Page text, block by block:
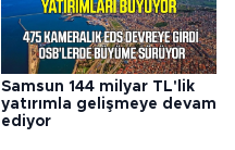
Samsun 144 milyar TL'lik
yatırımla gelişmeye devam
ediyor